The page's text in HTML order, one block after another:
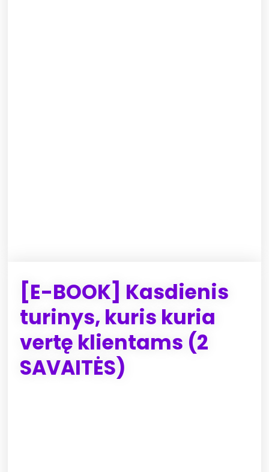
[E-BOOK] Kasdienis
turinys, kuris kuria
vertę klientams (2
SAVAITĖS)